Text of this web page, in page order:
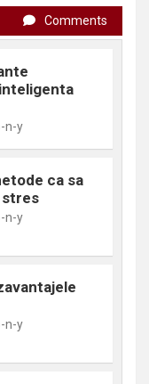
Comments
n-y
ca sa
stres
n-y
n-y